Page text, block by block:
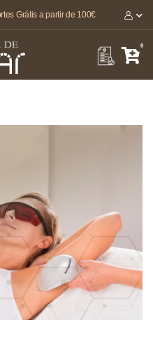
Grátis a partir de 100€
0